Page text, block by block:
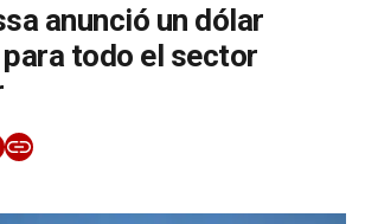
anunció un dólar
todo el sector